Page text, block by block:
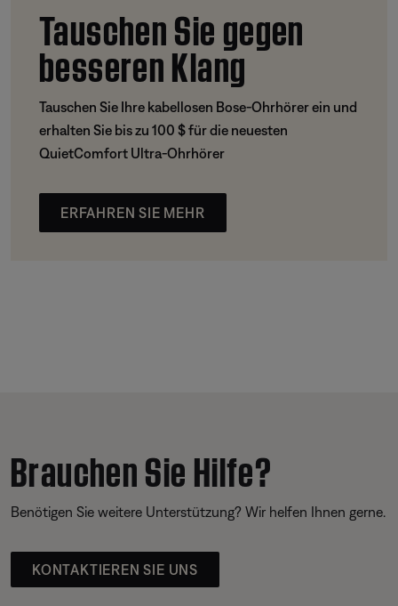
Tauschen Sie gegen
besseren Klang
Tauschen Sie Ihre kabellosen Bose-Ohrhörer ein und
erhalten Sie bis zu 100 $ für die neuesten
QuietComfort Ultra-Ohrhörer
ERFAHREN SIE MEHR
Brauchen Sie Hilfe?
Benötigen Sie weitere Unterstützung? Wir helfen Ihnen gerne.
KONTAKTIEREN SIE UNS